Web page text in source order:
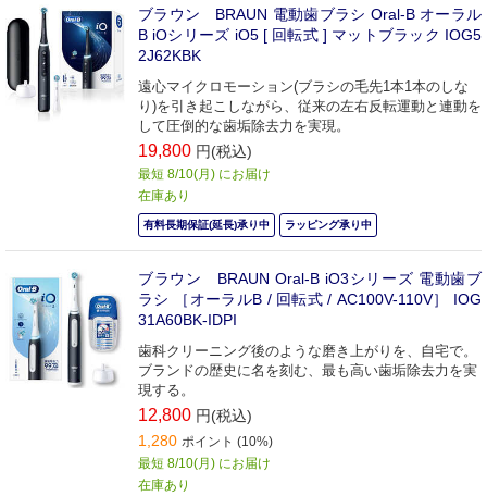
ブラウン BRAUN 電動歯ブラシ Oral-B オーラル
B iOシリーズ iO5 [ 回転式 ] マットブラック IOG5
2J62KBK
遠心マイクロモーション(ブラシの毛先1本1本のしな
り)を引き起こしながら、従来の左右反転運動と連動を
して圧倒的な歯垢除去力を実現。
19,800 円(税込)
最短 8/10(月) にお届け
在庫あり
有料長期保証(延長)承り中 ラッピング承り中
ブラウン BRAUN Oral-B iO3シリーズ 電動歯ブ
ラシ ［オーラルB / 回転式 / AC100V-110V］ IOG
31A60BK-IDPI
歯科クリーニング後のような磨き上がりを、自宅で。
ブランドの歴史に名を刻む、最も高い歯垢除去力を実
現する。
12,800 円(税込)
1,280 ポイント (10%)
最短 8/10(月) にお届け
在庫あり